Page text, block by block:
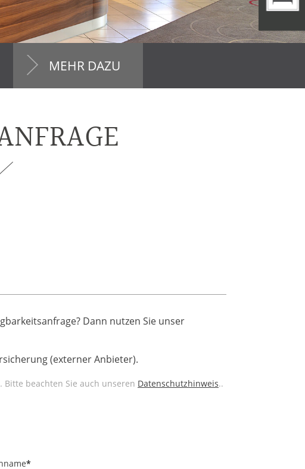
MEHR DAZU
Dann nutzen Sie unser
(externer Anbieter).
Bitte beachten Sie auch unseren Datenschutzhinweis..
*